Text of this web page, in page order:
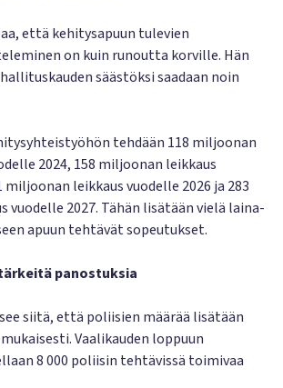
että kehitysapuun tulevien
on kuin runoutta korville. Hän
säästöksi saadaan noin
tehdään 118 miljoonan
2024, 158 miljoonan leikkaus
miljoonan leikkaus vuodelle 2026 ja 283
vuodelle 2027. Tähän lisätään vielä laina-
apuun tehtävät sopeutukset.
panostuksia
siitä, että poliisien määrää lisätään
Vaalikauden loppuun
8 000 poliisin tehtävissä toimivaa